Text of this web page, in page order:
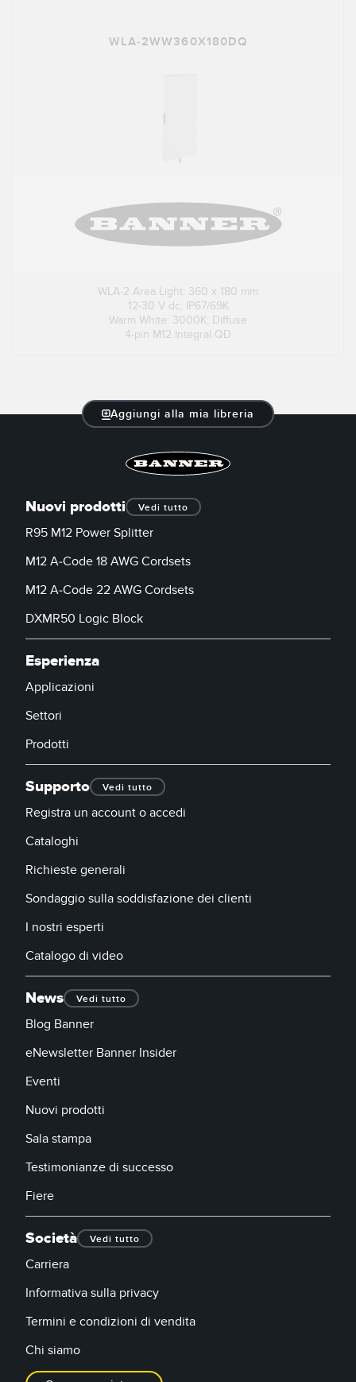
WLA-2WW360X180DQ
WLA-2 Area Light: 360 x 180 mm
12-30 V dc; IP67/69K
Warm White: 3000K; Diffuse
4-pin M12 Integral QD
Aggiungi alla mia libreria
Nuovi prodotti Vedi tutto
R95 M12 Power Splitter
M12 A-Code 18 AWG Cordsets
M12 A-Code 22 AWG Cordsets
DXMR50 Logic Block
Esperienza
Applicazioni
Settori
Prodotti
Supporto Vedi tutto
Registra un account o accedi
Cataloghi
Richieste generali
Sondaggio sulla soddisfazione dei clienti
I nostri esperti
Catalogo di video
News Vedi tutto
Blog Banner
eNewsletter Banner Insider
Eventi
Nuovi prodotti
Sala stampa
Testimonianze di successo
Fiere
Società Vedi tutto
Carriera
Informativa sulla privacy
Termini e condizioni di vendita
Chi siamo